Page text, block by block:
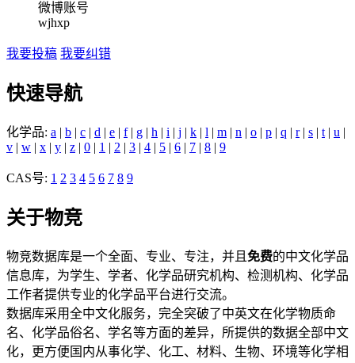
微博账号
wjhxp
我要投稿 我要纠错
快速导航
化学品: a | b | c | d | e | f| g | h | i | j | k | l | m | n | o | p | q | r| s | t | u |
v | w | x | y | z | 0 | 1 | 2 | 3 | 4 | 5 | 6 | 7 | 8 | 9
CAS号: 1 2 3 4 5 6 7 8 9
关于物竞
物竞数据库是一个全面、专业、专注，并且 免费的中文化学品
信息库，为学生、学者、化学品研究机构、检测机构、化学品
工作者提供专业的化学品平台进行交流。
数据库采用全中文化服务，完全突破了中英文在化学物质命
名、化学品俗名、学名等方面的差异，所提供的数据全部中文
化，更方便国内从事化学、化工、材料、生物、环境等化学相